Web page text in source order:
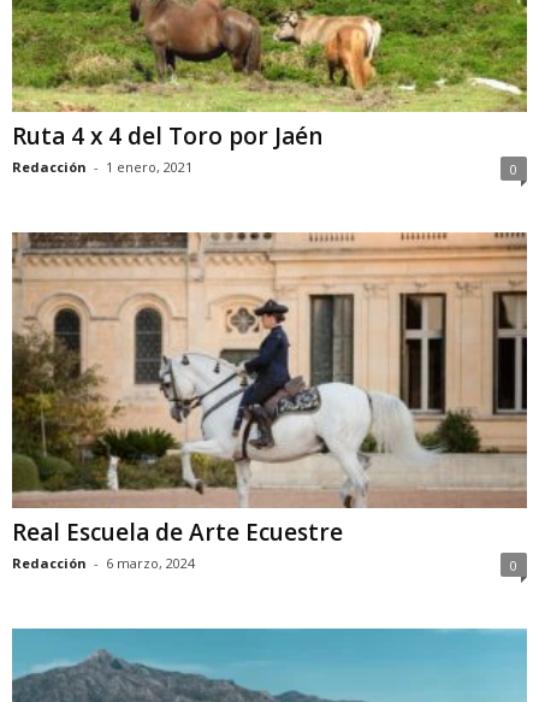
Ruta 4 x 4 del Toro por Jaén
Redacción - 1 enero, 2021 0
Real Escuela de Arte Ecuestre
Redacción - 6 marzo, 2024 0